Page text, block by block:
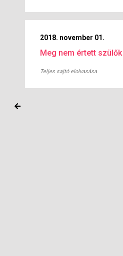
2018. november 01.
Meg nem értett szülők
Teljes sajtó elolvasása